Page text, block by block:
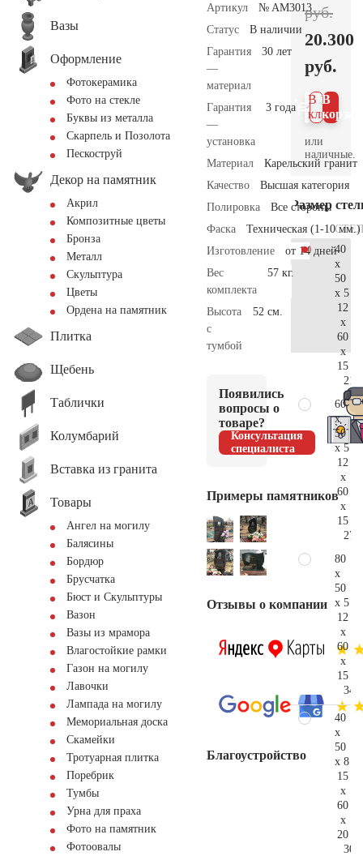
Вазы
Оформление
Фотокерамика
Фото на стекле
Буквы из металла
Скарпель и Позолота
Пескоструй
Декор на памятник
Акрил
Композитные цветы
Бронза
Металл
Скульптура
Цветы
Ордена на памятник
Плитка
Щебень
Таблички
Колумбарий
Вставка из гранита
Товары
Ангел на могилу
Балясины
Бордюр
Брусчатка
Бюст и Скульптуры
Вазон
Вазы из мрамора
Влагостойкие рамки
Газон на могилу
Лавочки
Лампада на могилу
Мемориальная доска
Скамейки
Тротуарная плитка
Поребрик
Тумбы
Урна для праха
Фото на памятник
Фотоовалы
Артикул
№ AM3013
Статус
В наличии
Гарантия
—
материал
30 лет
Гарантия
—
установка
3 года
Материал
Карельский гранит
Качество
Высшая категория
Полировка
Все стороны
Фаска
Техническая (1-10 мм.)
Изготовление
от 14 дней
Вес
комплекта
57 кг.
Высота
с
тумбой
52 см.
Появились
вопросы о
товаре?
Консультация
специалиста
Примеры памятников
Отзывы о компании
Благоустройство
руб.
20.300
руб.
В
В 1
клик
или
наличные.
Размер
40
x
50
x 5
12
x
60
x
15
60
x
50
x 5
12
x
60
x
15
80
x
50
x 5
12
x
60
x
15
40
x
50
x 8
15
x
60
x
20